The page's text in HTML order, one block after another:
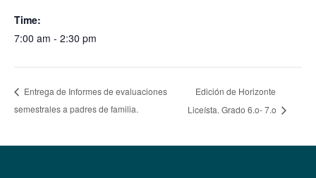
Time:
7:00 am - 2:30 pm
Entrega de Informes de evaluaciones
semestrales a padres de familia.
Edición de Horizonte
Liceísta. Grado 6.o- 7.o